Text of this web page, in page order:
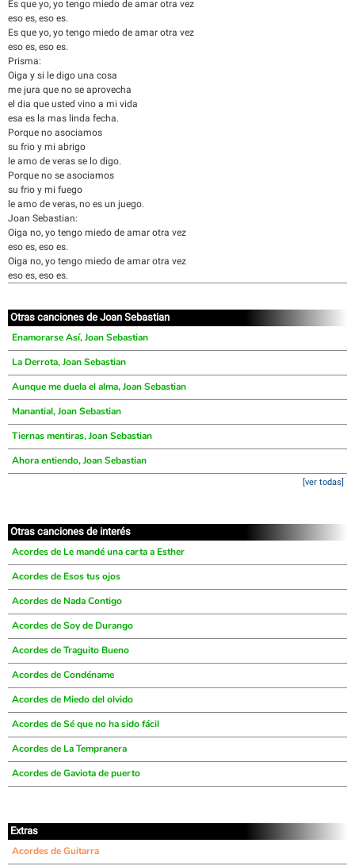
Es que yo, yo tengo miedo de amar otra vez
eso es, eso es.
Es que yo, yo tengo miedo de amar otra vez
eso es, eso es.
Prisma:
Oiga y si le digo una cosa
me jura que no se aprovecha
el dia que usted vino a mi vida
esa es la mas linda fecha.
Porque no asociamos
su frio y mi abrigo
le amo de veras se lo digo.
Porque no se asociamos
su frio y mi fuego
le amo de veras, no es un juego.
Joan Sebastian:
Oiga no, yo tengo miedo de amar otra vez
eso es, eso es.
Oiga no, yo tengo miedo de amar otra vez
eso es, eso es.
Otras canciones de Joan Sebastian
Enamorarse Así, Joan Sebastian
La Derrota, Joan Sebastian
Aunque me duela el alma, Joan Sebastian
Manantial, Joan Sebastian
Tiernas mentiras, Joan Sebastian
Ahora entiendo, Joan Sebastian
[ver todas]
Otras canciones de interés
Acordes de Le mandé una carta a Esther
Acordes de Esos tus ojos
Acordes de Nada Contigo
Acordes de Soy de Durango
Acordes de Traguito Bueno
Acordes de Condéname
Acordes de Miedo del olvido
Acordes de Sé que no ha sido fácil
Acordes de La Tempranera
Acordes de Gaviota de puerto
Extras
Acordes de Guitarra